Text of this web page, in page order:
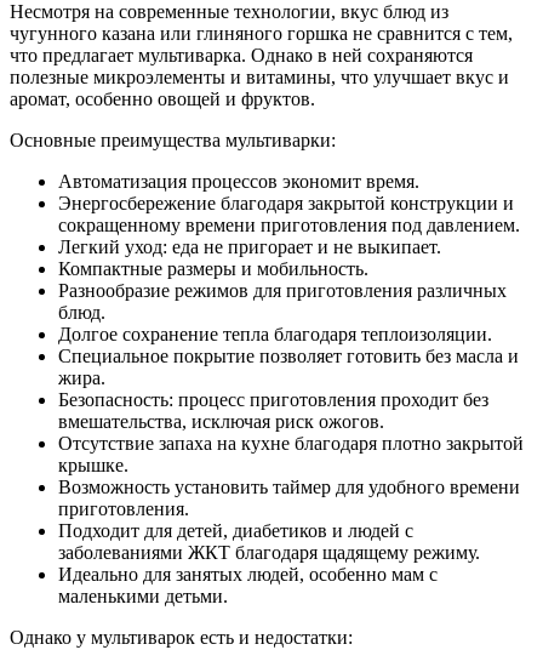
Несмотря на современные технологии, вкус блюд из
чугунного казана или глиняного горшка не сравнится с тем,
что предлагает мультиварка. Однако в ней сохраняются
полезные микроэлементы и витамины, что улучшает вкус и
аромат, особенно овощей и фруктов.
Основные преимущества мультиварки:
Автоматизация процессов экономит время.
Энергосбережение благодаря закрытой конструкции и
сокращенному времени приготовления под давлением.
Легкий уход: еда не пригорает и не выкипает.
Компактные размеры и мобильность.
Разнообразие режимов для приготовления различных
блюд.
Долгое сохранение тепла благодаря теплоизоляции.
Специальное покрытие позволяет готовить без масла и
жира.
Безопасность: процесс приготовления проходит без
вмешательства, исключая риск ожогов.
Отсутствие запаха на кухне благодаря плотно закрытой
крышке.
Возможность установить таймер для удобного времени
приготовления.
Подходит для детей, диабетиков и людей с
заболеваниями ЖКТ благодаря щадящему режиму.
Идеально для занятых людей, особенно мам с
маленькими детьми.
Однако у мультиварок есть и недостатки: